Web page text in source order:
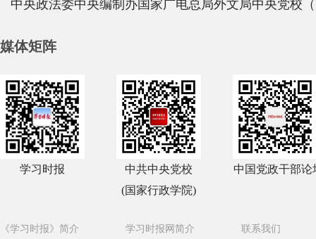
中央政法委中央编制办国家广电总局外文局中央党校
媒体矩阵
学习时报
中共中央党校
(国家行政学院)
中国党政干部论
《学习时报》简介 学习时报网简介
联系我们